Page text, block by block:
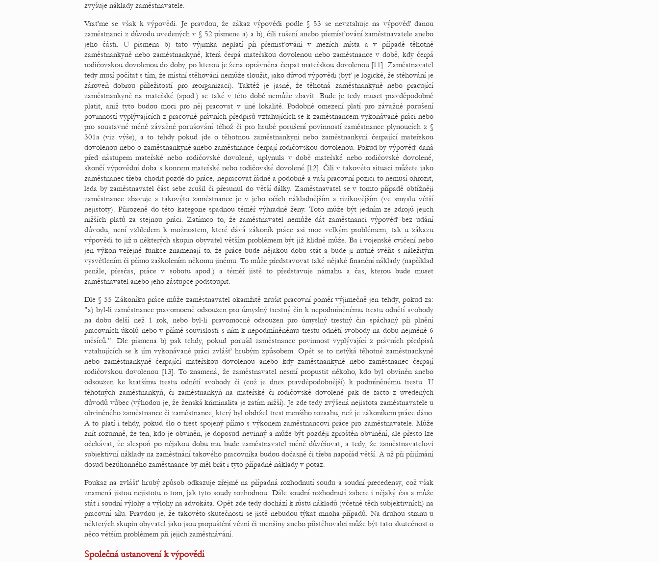
zvyšuje náklady zaměstnavatele.
Vraťme se však k výpovědi. Je pravdou, že zákaz výpovědi podle § 53 se nevztahuje na výpověď danou
zaměstnanci z důvodu uvedených v § 52 písmene a) a b), čili rušení anebo přemísťování zaměstnavatele anebo
jeho části. U písmena b) tato výjimka neplatí při přemisťování v mezích místa a v případě těhotné
zaměstnankyně nebo zaměstnankyně, která čerpá mateřskou dovolenou nebo zaměstnance v době, kdy čerpá
rodičovskou dovolenou do doby, po kterou je žena oprávněna čerpat mateřskou dovolenou [11]. Zaměstnavatel
tedy musí počítat s tím, že místní stěhování nemůže sloužit, jako důvod výpovědi (byť je logické, že stěhování je
zároveň dobrou příležitostí pro reorganizaci). Taktéž je jasné, že těhotná zaměstnankyně nebo pracující
zaměstnankyně na mateřské (apod.) se také v této době nemůže zbavit. Bude je tedy muset pravděpodobně
platit, aniž tyto budou moci pro něj pracovat v jiné lokalitě. Podobné omezení platí pro závažné porušení
povinností vyplývajících z pracovně právních předpisů vztahujících se k zaměstnancem vykonávané práci nebo
pro soustavné méně závažné porušování téhož či pro hrubé porušení povinností zaměstnance plynoucích z §
301a (viz výše), a to tehdy pokud jde o těhotnou zaměstnankyni nebo zaměstnankyni čerpající mateřskou
dovolenou nebo o zaměstnankyně anebo zaměstnance čerpají rodičovskou dovolenou. Pokud by výpověď daná
před nástupem mateřské nebo rodičovské dovolené, uplynula v době mateřské nebo rodičovské dovolené,
skončí výpovědní doba s koncem mateřské nebo rodičovské dovolené [12]. Čili v takovéto situaci můžete jako
zaměstnanec třeba chodit pozdě do práce, nepracovat řádné a podobně a vaši pracovní pozici to nemusí ohrozit,
leda by zaměstnavatel část sebe zrušil či přesunul do větší dálky. Zaměstnavatel se v tomto případě obtížněji
zaměstnance zbavuje a takovýto zaměstnanec je v jeho očích nákladnějším a rizikovějším (ve smyslu větší
nejistoty). Přirozeně do této kategorie spadnou téměř výhradně ženy. Toto může být jedním ze zdrojů jejich
nižších platů za stejnou práci. Zatímco to, že zaměstnavatel nemůže dát zaměstnanci výpověď bez udání
důvodu, není vzhledem k možnostem, které dává zákoník práce asi moc velkým problémem, tak u zákazu
výpovědi to již u některých skupin obyvatel větším problémem být již klidně může. Ba i vojenské cvičení nebo
jen výkon veřejné funkce znamenají to, že práce bude nějakou dobu stát a bude ji nutné svěřit s náležitým
vysvětlením či přímo zaškolením někomu jinému. To může představovat také nějaké finanční náklady (například
penále, přesčas, práce v sobotu apod.) a téměř jistě to představuje námahu a čas, kterou bude muset
zaměstnavatel anebo jeho zástupce podstoupit.
Dle § 55 Zákoníku práce může zaměstnavatel okamžitě zrušit pracovní poměr výjimečně jen tehdy, pokud za:
"a) byl-li zaměstnanec pravomocně odsouzen pro úmyslný trestný čin k nepodmíněnému trestu odnětí svobody
na dobu delší než 1 rok, nebo byl-li pravomocně odsouzen pro úmyslný trestný čin spáchaný při plnění
pracovních úkolů nebo v přímé souvislosti s ním k nepodmíněnému trestu odnětí svobody na dobu nejméně 6
měsíců.". Dle písmena b) pak tehdy, pokud porušil zaměstnanec povinnost vyplývající z právních předpisů
vztahujících se k jím vykonávané práci zvlášť hrubým způsobem. Opět se to netýká těhotné zaměstnankyně
nebo zaměstnankyně čerpající mateřskou dovolenou anebo kdy zaměstnankyně nebo zaměstnanec čerpají
rodičovskou dovolenou [13]. To znamená, že zaměstnavatel nesmí propustit někoho, kdo byl obviněn anebo
odsouzen ke kratšímu trestu odnětí svobody či (což je dnes pravděpodobnější) k podmíněnému trestu. U
těhotných zaměstnankyň, či zaměstnankyň na mateřské či rodičovské dovolené pak de facto z uvedených
důvodů vůbec (výhodou je, že ženská kriminalita je zatím nižší). Je zde tedy zvýšená nejistota zaměstnavatele u
obviněného zaměstnance či zaměstnance, který byl obdržel trest menšího rozsahu, než je zákoníkem práce dáno.
A to platí i tehdy, pokud šlo o trest spojený přímo s výkonem zaměstnancovi práce pro zaměstnavatele. Může
znít rozumně, že ten, kdo je obviněn, je doposud nevinný a může být později zproštěn obvinění, ale přesto lze
očekávat, že alespoň po nějakou dobu mu bude zaměstnavatel méně důvěřovat, a tedy, že zaměstnavatelovi
subjektivní náklady na zaměstnání takového pracovníka budou dočasně či třeba napořád větší. A už při přijímání
dosud bezúhonného zaměstnance by měl brát i tyto případné náklady v potaz.
Poukaz na zvlášť hrubý způsob odkazuje zřejmě na případná rozhodnutí soudu a soudní precedensy, což však
znamená jistou nejistotu o tom, jak tyto soudy rozhodnou. Dále soudní rozhodnutí zabere i nějaký čas a může
stát i soudní výlohy a výlohy na advokáta. Opět zde tedy dochází k růstu nákladů (včetně těch subjektivních) na
pracovní sílu. Pravdou je, že takovéto skutečnosti se jistě nebudou týkat mnoha případů. Na druhou stranu u
některých skupin obyvatel jako jsou propuštění vězni či menšiny anebo přistěhovalci může být tato skutečnost o
něco větším problémem při jejich zaměstnávání.
Společná ustanovení k výpovědi